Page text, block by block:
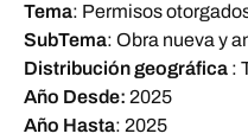
Tema: Permisos
SubTema: Obra nueva y
Distribución geográfica :
Año Desde: 2025
Año Hasta: 2025